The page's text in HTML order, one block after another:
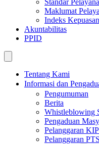
Standar
Maklumat
Indeks
Akuntabilitas
PPID
Tentang Kami
Informasi dan
Pengumuman
Berita
Whistleblowing
Pengaduan
Pelanggaran
Pelanggaran PTS